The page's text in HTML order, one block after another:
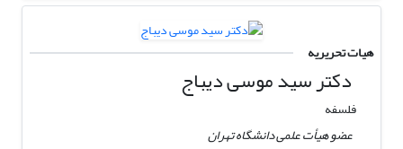
هیات تحریریه
دکتر سید موسی دیباج
فلسفه
عضو هیأت علمی دانشگاه تهران